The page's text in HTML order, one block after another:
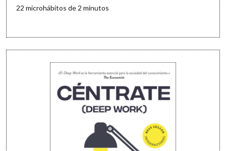
22 microhábitos de 2 minutos